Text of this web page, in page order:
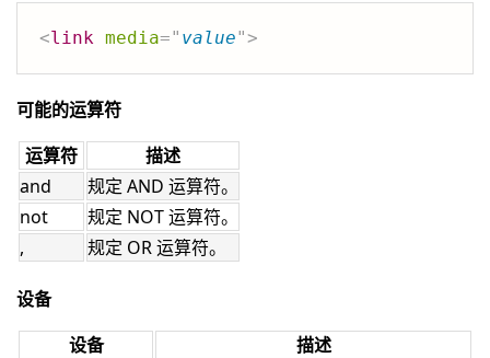
<link media=" value">
可能的运算符
运算符
描述
and
规定 AND 运算符。
not
规定 NOT 运算符。
,
规定 OR 运算符。
设备
设备
描述